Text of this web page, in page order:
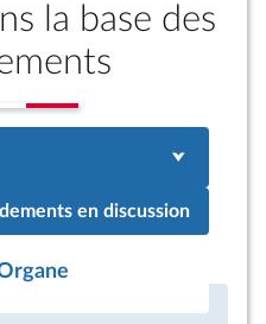
la base des
en discussion